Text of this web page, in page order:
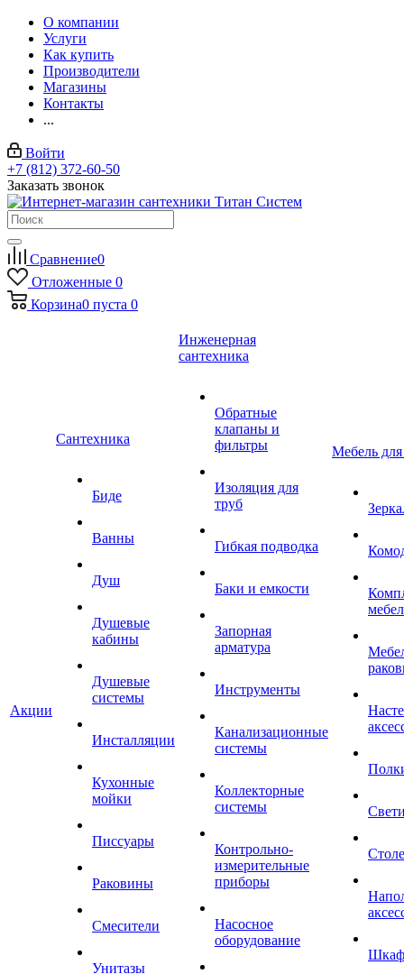
О компании
Услуги
Как купить
Производители
Магазины
Контакты
...
Войти
+7 (812) 372-60-50
Заказать звонок
Сравнение0
Отложенные 0
Корзина0 пуста 0
Акции
Сантехника
Биде
Ванны
Душ
Душевые
кабины
Душевые
системы
Инсталляции
Кухонные
мойки
Писсуары
Раковины
Смесители
Унитазы
Инженерная
сантехника
Обратные
клапаны и
фильтры
Изоляция для
труб
Гибкая подводка
Баки и емкости
Запорная
арматура
Инструменты
Канализационные
системы
Коллекторные
системы
Контрольно-
измерительные
приборы
Насосное
оборудование
Мебель